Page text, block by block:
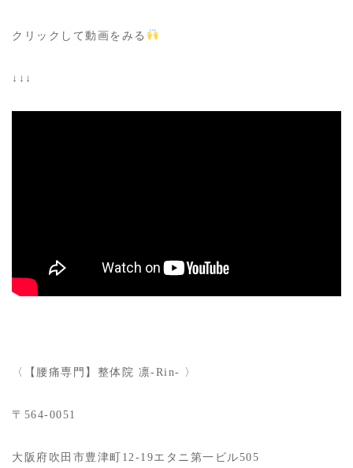
クリックして動画をみる
↓↓↓
〈【腰痛専門】整体院 凛-Rin- 〉
〒564-0051
大阪府吹田市豊津町12-19エタニ第一ビル505